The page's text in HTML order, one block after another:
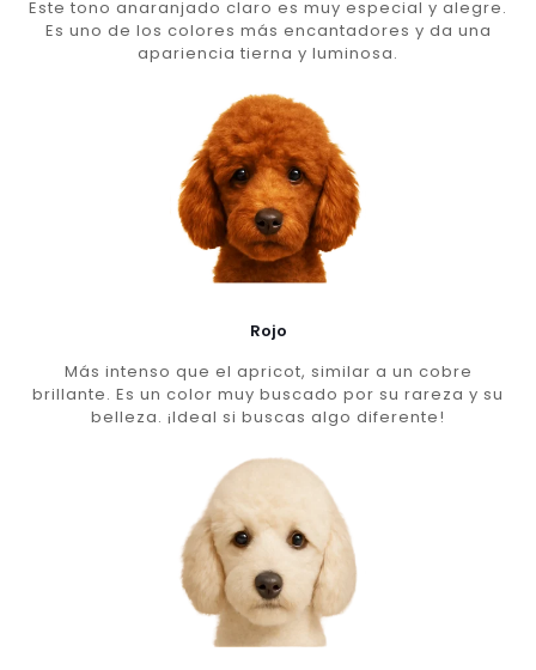
Este tono anaranjado claro es muy especial y alegre.
Es uno de los colores más encantadores y da una
apariencia tierna y luminosa.
Rojo
Más intenso que el apricot, similar a un cobre
brillante. Es un color muy buscado por su rareza y su
belleza. ¡Ideal si buscas algo diferente!